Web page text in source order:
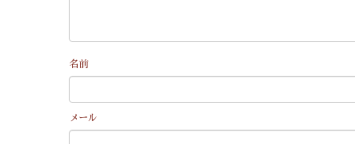
名前
メール